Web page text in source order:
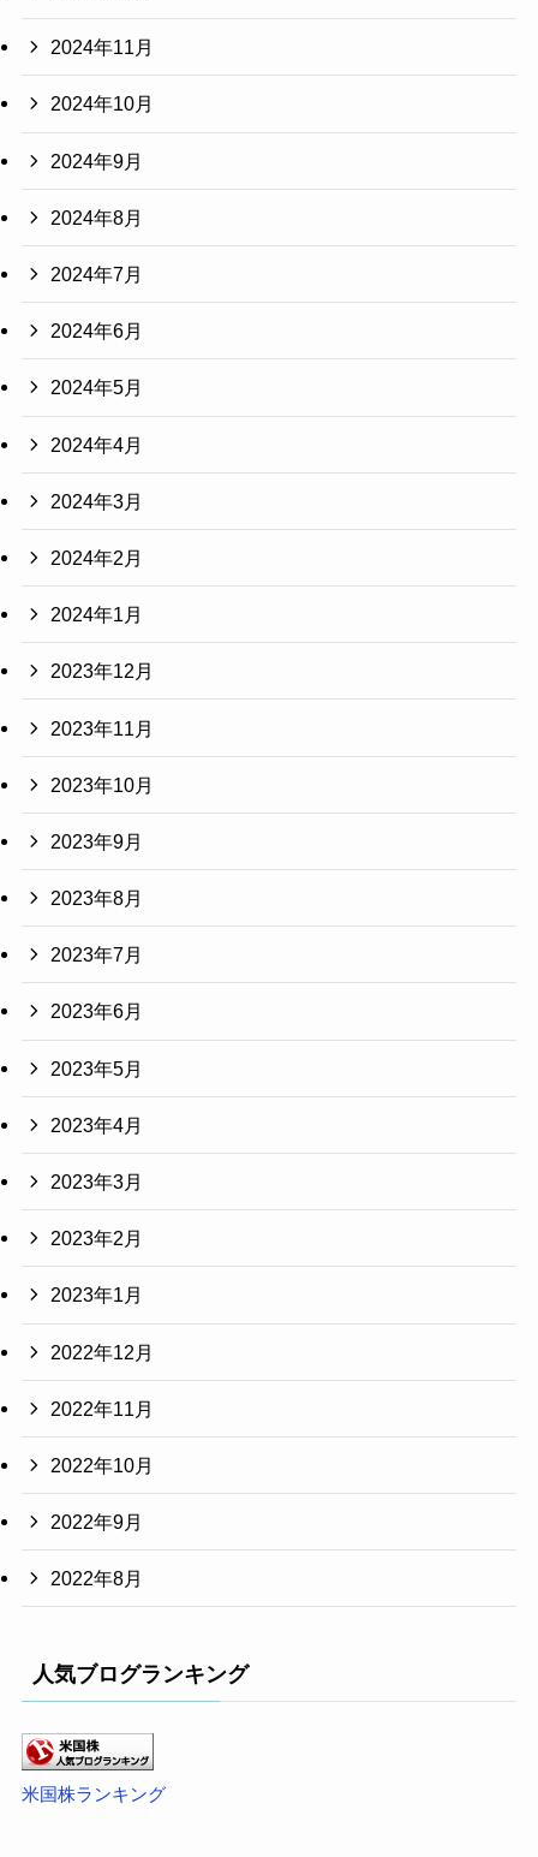
2024年11月
2024年10月
2024年9月
2024年8月
2024年7月
2024年6月
2024年5月
2024年4月
2024年3月
2024年2月
2024年1月
2023年12月
2023年11月
2023年10月
2023年9月
2023年8月
2023年7月
2023年6月
2023年5月
2023年4月
2023年3月
2023年2月
2023年1月
2022年12月
2022年11月
2022年10月
2022年9月
2022年8月
人気ブログランキング
米国株ランキング